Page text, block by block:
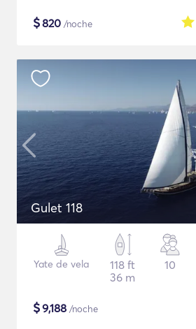
$820 /noche
Gulet 118
Yate de vela
118 ft
36 m
10
$9,188 /noche